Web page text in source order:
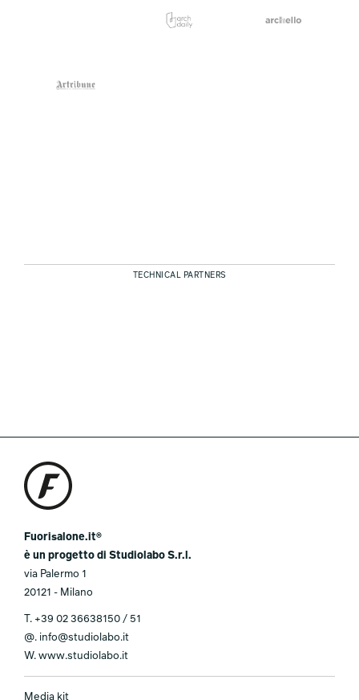
TECHNICAL PARTNERS
Fuorisalone.it®
è un progetto di Studiolabo S.r.l.
via Palermo 1
20121 - Milano
T. +39 02 36638150 / 51
@. info@studiolabo.it
W. www.studiolabo.it
Media kit